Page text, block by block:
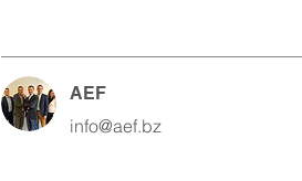
AEF
info@aef.bz